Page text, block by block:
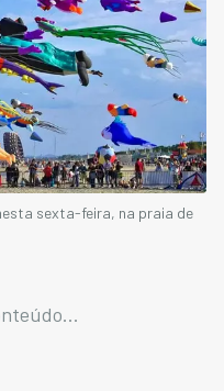
sexta-feira, na praia de